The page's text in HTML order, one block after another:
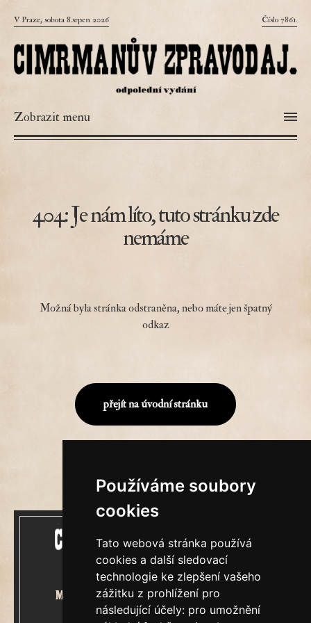
Používáme soubory
cookies
Tato webová stránka používá
cookies a další sledovací
technologie ke zlepšení vašeho
zážitku z prohlížení pro
následující účely: pro umožnění
V Praze, sobota 8.srpen 2026 Číslo 7861.
Zobrazit menu
404: Je nám líto, tuto stránku zde
nemáme
Možná byla stránka odstraněna, nebo máte jen špatný
odkaz
přejít na úvodní stránku
Mecenášem Cimrmanova Zpravodaje
je společnost